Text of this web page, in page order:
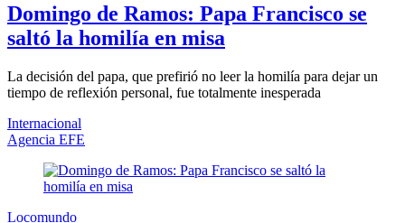
Domingo de Ramos: Papa Francisco se
saltó la homilía en misa
La decisión del papa, que prefirió no leer la homilía para dejar un
tiempo de reflexión personal, fue totalmente inesperada
Internacional
Agencia EFE
Locomundo